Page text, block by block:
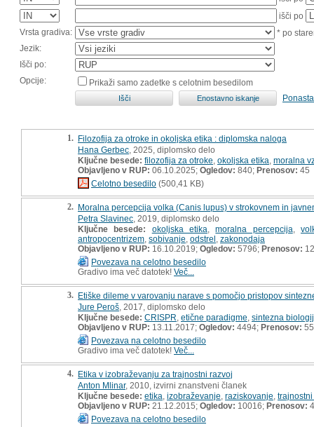
išči po
Vrsta gradiva:
* po
Jezik:
Išči po:
Opcije:
Prikaži samo zadetke s celotnim besedilom
1. Filozofija za otroke in okoljska etika : diplomska naloga
Hana Gerbec , 2025, diplomsko delo
Ključne besede: filozofija za otroke okoljska etika moralna
Objavljeno v RUP: 06.10.2025; Ogledov: 840; Prenosov: 45
Celotno besedilo (500,41 KB)
2. Moralna percepcija volka (Canis lupus) v strokovnem in
Petra Slavinec , 2019, diplomsko delo
Ključne besede:
okoljska etika ,moralna percepcija ,
antropocentrizem sobivanje odstrel zakonodaja
Objavljeno v RUP: 16.10.2019; Ogledov: 5796; Prenosov:
Povezava na celotno besedilo
Gradivo ima več datotek! Več...
3. Etiške dileme v varovanju narave s pomočjo pristopov
Jure Peroš , 2017, diplomsko delo
Ključne besede: CRISPR etične paradigme sintezna
Objavljeno v RUP: 13.11.2017; Ogledov: 4494; Prenosov: 55
Povezava na celotno besedilo
Gradivo ima več datotek! Več...
4. Etika v izobraževanju za trajnostni razvoj
Anton Mlinar, 2010, izvirni znanstveni članek
Ključne besede: etika izobraževanje raziskovanje
Objavljeno v RUP: 21.12.2015; Ogledov: 10016; Prenosov:
Povezava na celotno besedilo